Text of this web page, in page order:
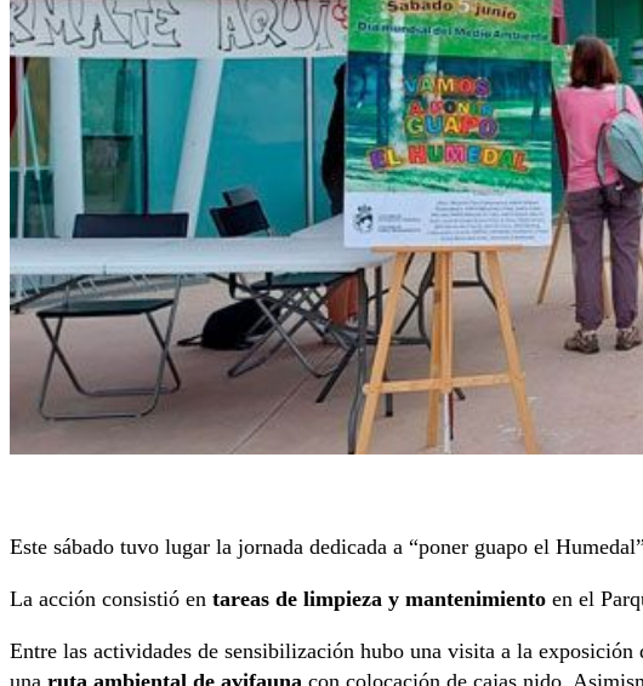
Este sábado tuvo lugar la jornada dedicada a “poner guapo el
La acción consistió en tareas de limpieza y mantenimiento en el
Entre las actividades de sensibilización hubo una visita a la exposición
una ruta ambiental de avifauna con colocación de cajas nido.